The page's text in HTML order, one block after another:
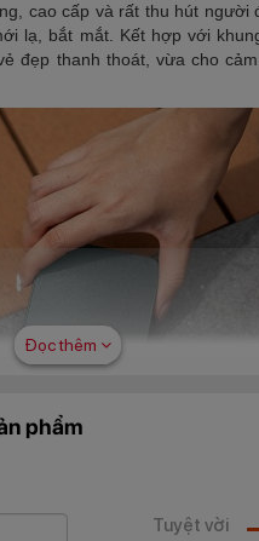
cao cấp và rất thu hút người
lạ, bắt mắt. Kết hợp với
đẹp thanh thoát, vừa cho
Đọc thêm
phẩm
Tuyệt vời